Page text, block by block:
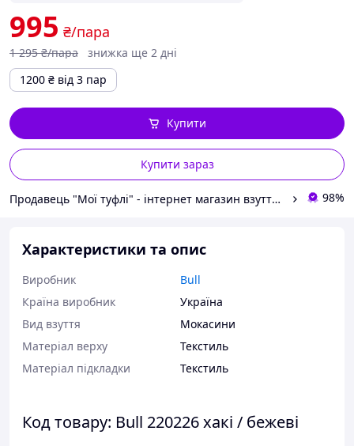
995 ₴/пара
1 295 ₴/пара
знижка ще 2 дні
1200 ₴ від 3 пар
Купити зараз
Купити
Продавець "Мої туфлі" - інтернет магазин взуття на всі випадки життя. 98%
Характеристики та опис
Виробник
Bull
Країна виробник
Україна
Вид взуття
Мокасини
Матеріал верху
Текстиль
Матеріал підкладки
Текстиль
Код товару: Bull 220226 хакі / бежеві